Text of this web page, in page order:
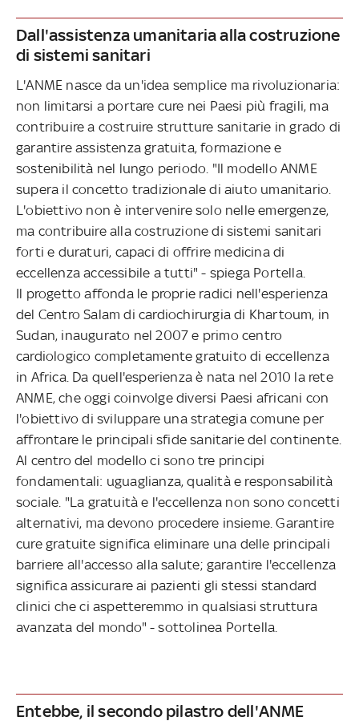
Dall'assistenza umanitaria alla costruzione
di sistemi sanitari
L'ANME nasce da un'idea semplice ma rivoluzionaria:
non limitarsi a portare cure nei Paesi più fragili, ma
contribuire a costruire strutture sanitarie in grado di
garantire assistenza gratuita, formazione e
sostenibilità nel lungo periodo. "Il modello ANME
supera il concetto tradizionale di aiuto umanitario.
L'obiettivo non è intervenire solo nelle emergenze,
ma contribuire alla costruzione di sistemi sanitari
forti e duraturi, capaci di offrire medicina di
eccellenza accessibile a tutti" - spiega Portella.
Il progetto affonda le proprie radici nell'esperienza
del Centro Salam di cardiochirurgia di Khartoum, in
Sudan, inaugurato nel 2007 e primo centro
cardiologico completamente gratuito di eccellenza
in Africa. Da quell'esperienza è nata nel 2010 la rete
ANME, che oggi coinvolge diversi Paesi africani con
l'obiettivo di sviluppare una strategia comune per
affrontare le principali sfide sanitarie del continente.
Al centro del modello ci sono tre principi
fondamentali: uguaglianza, qualità e responsabilità
sociale. "La gratuità e l'eccellenza non sono concetti
alternativi, ma devono procedere insieme. Garantire
cure gratuite significa eliminare una delle principali
barriere all'accesso alla salute; garantire l'eccellenza
significa assicurare ai pazienti gli stessi standard
clinici che ci aspetteremmo in qualsiasi struttura
avanzata del mondo" - sottolinea Portella.
Entebbe, il secondo pilastro dell'ANME